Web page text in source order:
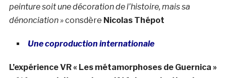
peinture soit une décoration de l’histoire, mais sa
dénonciation »consdère Nicolas Thépot
Une coproduction internationale
L’expérience VR « Les métamorphoses de Guernica »